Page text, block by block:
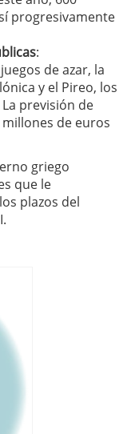
progresivamente
:
de azar, la
y el Pireo, los
previsión de
de euros
griego
que le
plazos del